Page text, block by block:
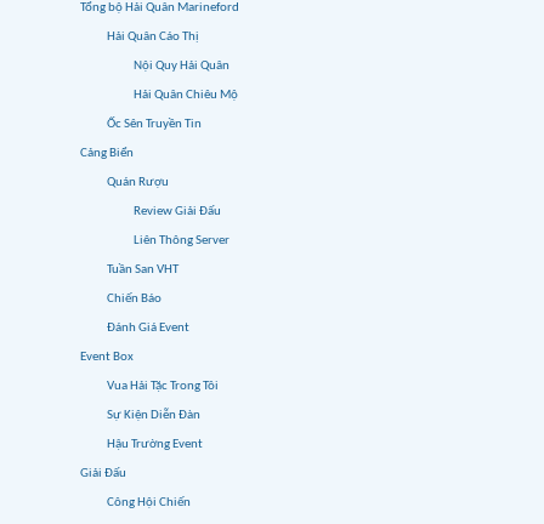
Tổng bộ Hải Quân Marineford
Hải Quân Cáo Thị
Nội Quy Hải Quân
Hải Quân Chiêu Mộ
Ốc Sên Truyền Tin
Cảng Biển
Quán Rượu
Review Giải Đấu
Liên Thông Server
Tuần San VHT
Chiến Báo
Đánh Giá Event
Event Box
Vua Hải Tặc Trong Tôi
Sự Kiện Diễn Đàn
Hậu Trường Event
Giải Đấu
Công Hội Chiến